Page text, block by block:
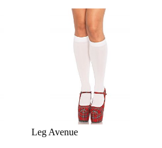
Leg Avenue